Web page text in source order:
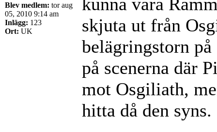
Blev medlem: tor aug
05, 2010 9:14 am
Inlägg: 123
Ort: UK
skjuta ut från
belägringstorn
på scenerna där
mot Osgiliath,
hitta då den syns.